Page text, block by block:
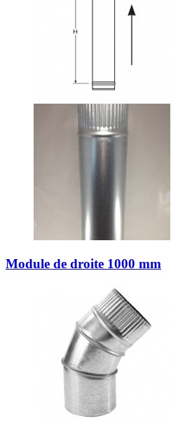
Module de droite 1000 mm